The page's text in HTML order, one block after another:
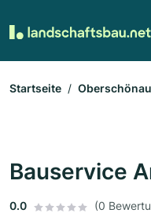
Startseite Oberschönau
Bauservice
0.0 (0